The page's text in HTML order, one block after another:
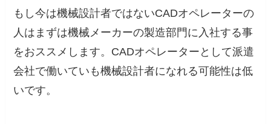
もし今は機械設計者ではないCADオペレーターの
人はまずは機械メーカーの製造部門に入社する事
をおススメします。CADオペレーターとして派遣
会社で働いていも機械設計者になれる可能性は低
いです。